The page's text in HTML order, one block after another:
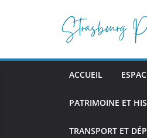
ACCUEIL
PATRIMOINE ET
TRANSPORT ET